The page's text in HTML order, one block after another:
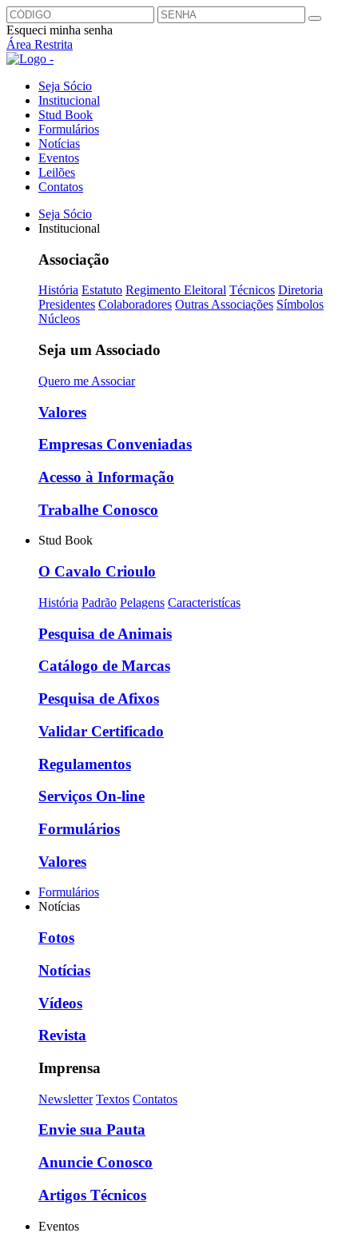
Esqueci minha senha
Área Restrita
Seja Sócio
Institucional
Stud Book
Formulários
Notícias
Eventos
Leilões
Contatos
Seja Sócio
Institucional
Associação
História Estatuto Regimento Eleitoral Técnicos Diretoria
Presidentes Colaboradores Outras Associações Símbolos
Núcleos
Seja um Associado
Quero me Associar
Valores
Empresas Conveniadas
Acesso à Informação
Trabalhe Conosco
Stud Book
O Cavalo Crioulo
História Padrão Pelagens Caracteristícas
Pesquisa de Animais
Catálogo de Marcas
Pesquisa de Afixos
Validar Certificado
Regulamentos
Serviços On-line
Formulários
Valores
Formulários
Notícias
Fotos
Notícias
Vídeos
Revista
Imprensa
Newsletter Textos Contatos
Envie sua Pauta
Anuncie Conosco
Artigos Técnicos
Eventos